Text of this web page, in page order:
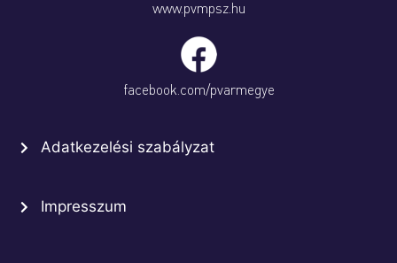
www.pvmpsz.hu
facebook.com/pvarmegye
Adatkezelési szabályzat
Impresszum